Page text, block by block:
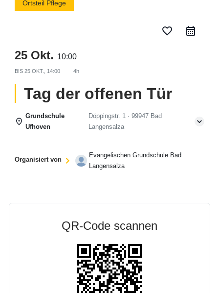
Ortsteil Pflege
favorite_border
25 Okt. 10:00
BIS 25 OKT., 14:00 4h
Tag der offenen Tür
Grundschule
Ufhoven
Döppingstr. 1 · 99947 Bad
Langensalza
Organisiert von
Evangelischen Grundschule Bad
Langensalza
QR-Code scannen